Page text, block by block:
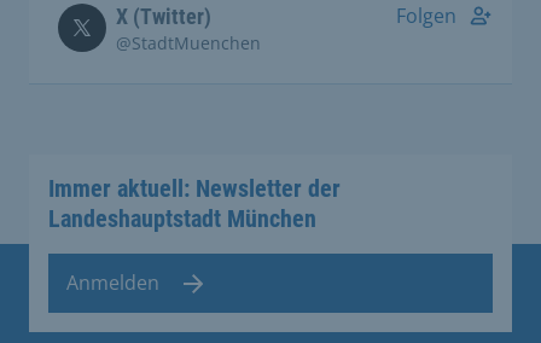
X (Twitter)
@StadtMuenchen
Folgen
Immer aktuell: Newsletter der
Landeshauptstadt München
Anmelden